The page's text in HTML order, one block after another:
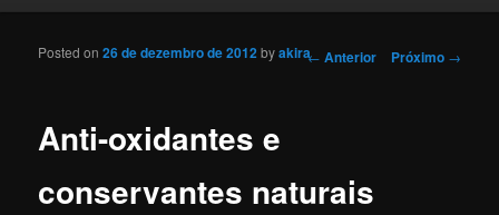
Navegação de Posts
← Anterior Próximo →
Anti-oxidantes e
conservantes naturais
Posted on26 de dezembro de 2012byakira